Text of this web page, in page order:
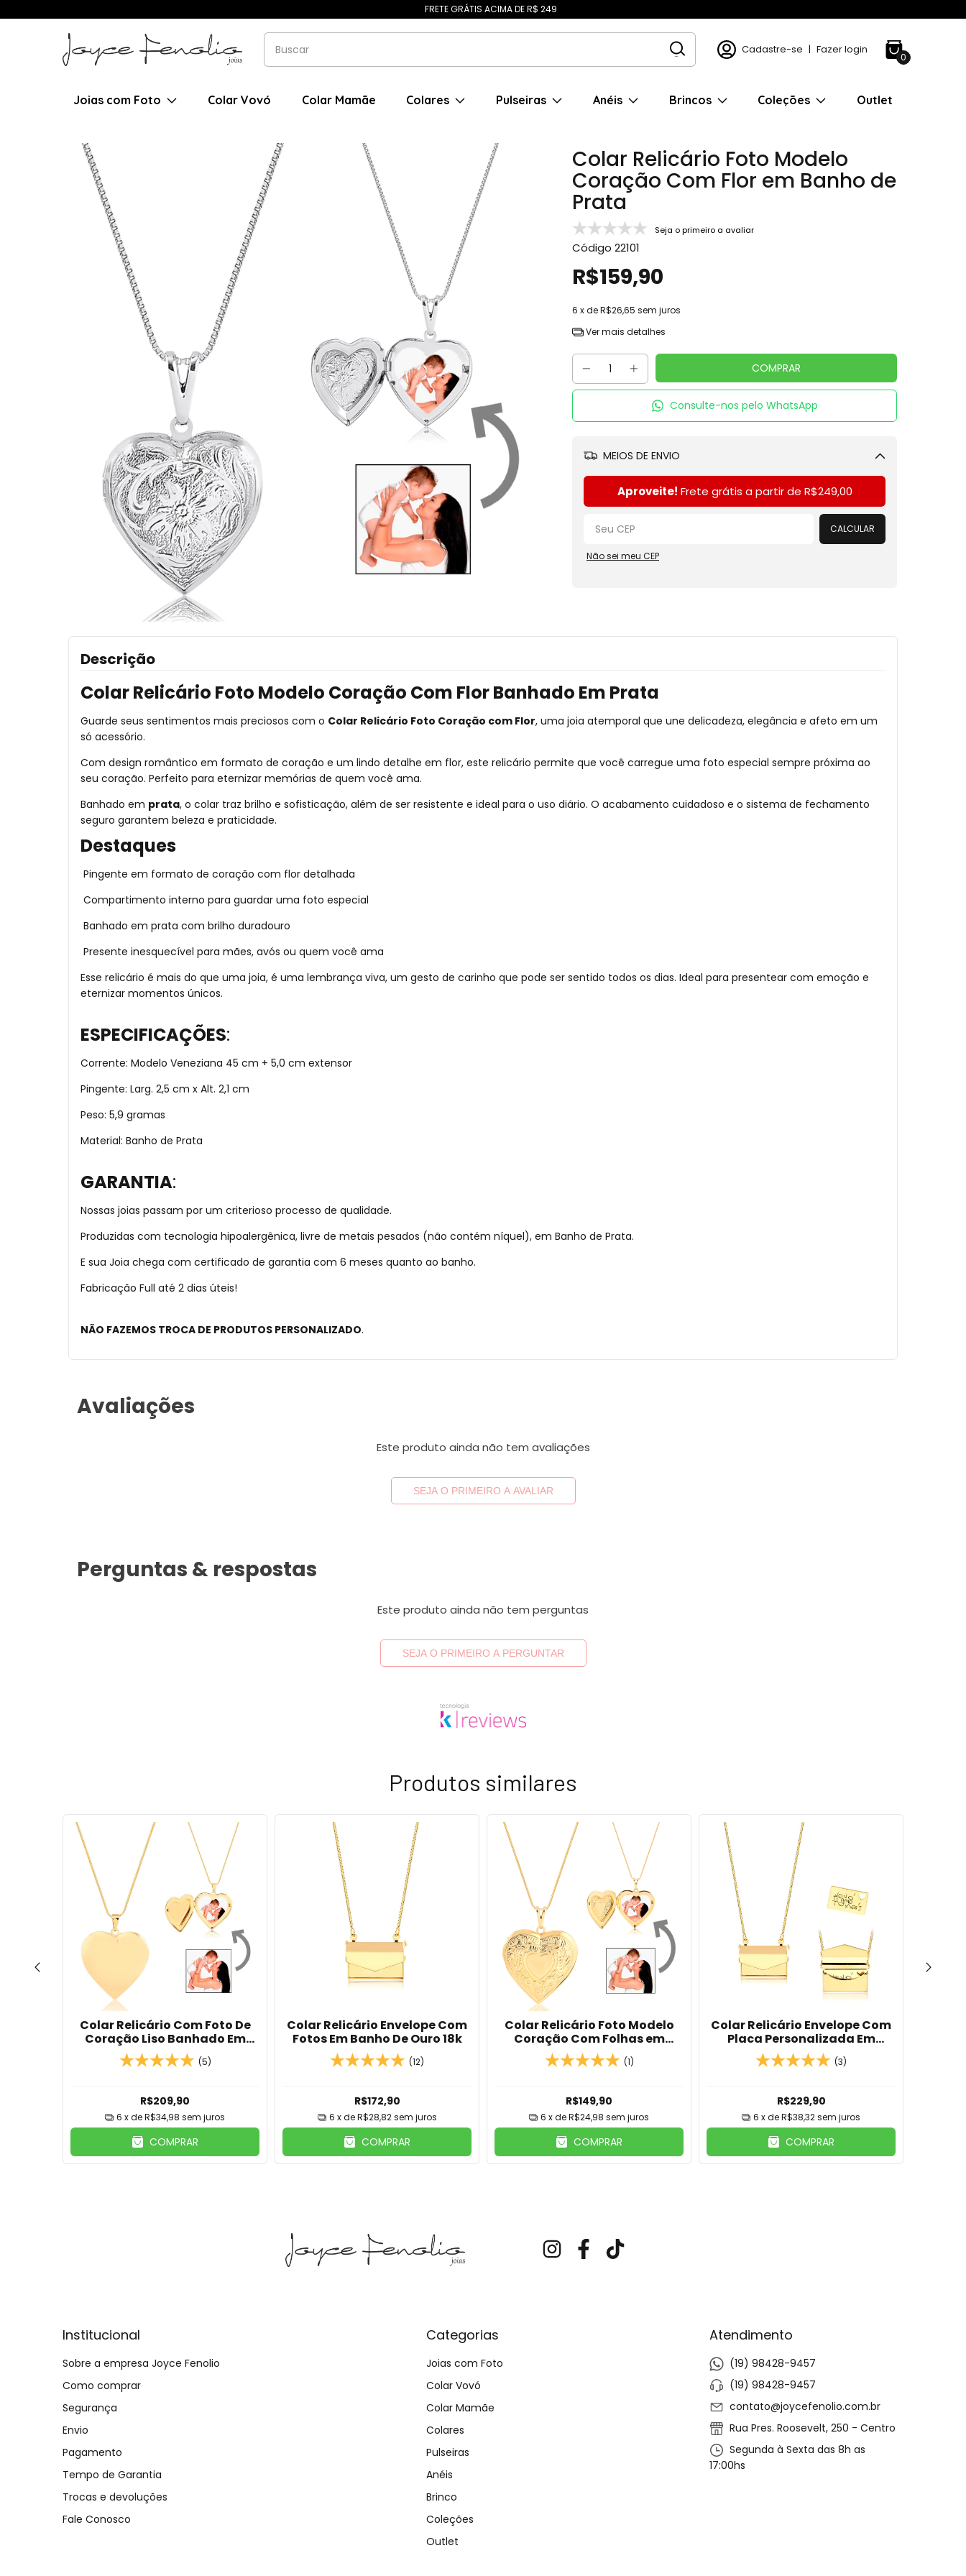
FRETE GRÁTIS ACIMA DE R$ 249
Cadastre-se | Fazer login
0
Joias com Foto Colar Vovó Colar Mamãe Colares Pulseiras Anéis Brincos Coleções Outlet
Colar Relicário Foto Modelo
Coração Com Flor em Banho de
Prata
Seja o primeiro a avaliar
Código 22101
R$159,90
6 x deR$26,65 sem juros
Ver mais detalhes
Consulte-nos pelo WhatsApp
MEIOS DE ENVIO
Aproveite! Frete grátis a partir de R$249,00
CALCULAR
Não sei meu CEP
Descrição
Colar Relicário Foto Modelo Coração Com Flor Banhado Em Prata
Guarde seus sentimentos mais preciosos com o Colar Relicário Foto Coração com Flor, uma joia atemporal que une delicadeza, elegância e afeto em um
só acessório.
Com design romântico em formato de coração e um lindo detalhe em flor, este relicário permite que você carregue uma foto especial sempre próxima ao
seu coração. Perfeito para eternizar memórias de quem você ama.
Banhado em prata, o colar traz brilho e sofisticação, além de ser resistente e ideal para o uso diário. O acabamento cuidadoso e o sistema de fechamento
seguro garantem beleza e praticidade.
Destaques
Pingente em formato de coração com flor detalhada
Compartimento interno para guardar uma foto especial
Banhado em prata com brilho duradouro
Presente inesquecível para mães, avós ou quem você ama
Esse relicário é mais do que uma joia, é uma lembrança viva, um gesto de carinho que pode ser sentido todos os dias. Ideal para presentear com emoção e
eternizar momentos únicos.
ESPECIFICAÇÕES:
Corrente: Modelo Veneziana 45 cm + 5,0 cm extensor
Pingente: Larg. 2,5 cm x Alt. 2,1 cm
Peso: 5,9 gramas
Material: Banho de Prata
GARANTIA:
Nossas joias passam por um criterioso processo de qualidade.
Produzidas com tecnologia hipoalergênica, livre de metais pesados (não contém níquel), em Banho de Prata.
E sua Joia chega com certificado de garantia com 6 meses quanto ao banho.
Fabricação Full até 2 dias úteis!
NÃO FAZEMOS TROCA DE PRODUTOS PERSONALIZADO.
Avaliações
Este produto ainda não tem avaliações
SEJA O PRIMEIRO A AVALIAR
Perguntas & respostas
Este produto ainda não tem perguntas
SEJA O PRIMEIRO A PERGUNTAR
Produtos similares
Colar Relicário Com Foto De
Coração Liso Banhado Em
Ouro 18k
(5)
R$209,90
6 x deR$34,98 sem juros
COMPRAR
Colar Relicário Envelope Com
Fotos Em Banho De Ouro 18k
(12)
R$172,90
6 x deR$28,82 sem juros
COMPRAR
Colar Relicário Foto Modelo
Coração Com Folhas em
Banho de Ouro18k/Banho de
Prata
(1)
R$149,90
6 x deR$24,98 sem juros
COMPRAR
Colar Relicário Envelope Com
Placa Personalizada Em
Banho De Ouro 18k
(3)
R$229,90
6 x deR$38,32sem juros
COMPRAR
Institucional
Sobre a empresa Joyce Fenolio
Como comprar
Segurança
Envio
Pagamento
Tempo de Garantia
Trocas e devoluções
Fale Conosco
Categorias
Joias com Foto
Colar Vovó
Colar Mamãe
Colares
Pulseiras
Anéis
Brinco
Coleções
Outlet
Atendimento
(19) 98428-9457
(19) 98428-9457
contato@joycefenolio.com.br
Rua Pres. Roosevelt, 250 - Centro
Segunda à Sexta das 8h as
17:00hs